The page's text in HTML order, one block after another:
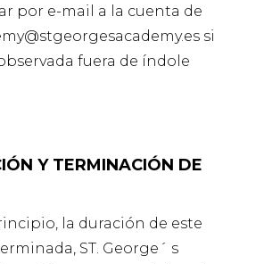
por e-mail a la cuenta de
si
fuera de índole
Y TERMINACIÓN DE
la duración de este
ST. George´ s